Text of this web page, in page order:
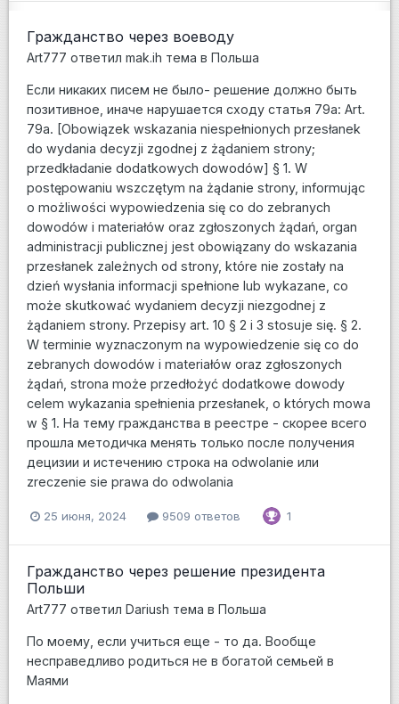
Гражданство через воеводу
Art777 ответил mak.ih тема в Польша
Если никаких писем не было- решение должно быть
позитивное, иначе нарушаетcя сходу статья 79а: Art.
79a. [Obowiązek wskazania niespełnionych przesłanek
do wydania decyzji zgodnej z żądaniem strony;
przedkładanie dodatkowych dowodów] § 1. W
postępowaniu wszczętym na żądanie strony, informując
o możliwości wypowiedzenia się co do zebranych
dowodów i materiałów oraz zgłoszonych żądań, organ
administracji publicznej jest obowiązany do wskazania
przesłanek zależnych od strony, które nie zostały na
dzień wysłania informacji spełnione lub wykazane, co
może skutkować wydaniem decyzji niezgodnej z
żądaniem strony. Przepisy art. 10 § 2 i 3 stosuje się. § 2.
W terminie wyznaczonym na wypowiedzenie się co do
zebranych dowodów i materiałów oraz zgłoszonych
żądań, strona może przedłożyć dodatkowe dowody
celem wykazania spełnienia przesłanek, o których mowa
w § 1. На тему гражданства в реестре - скорее всего
прошла методичка менять только после получения
децизии и истечению строка на odwolanie или
zreczenie sie prawa do odwolania
25 июня, 2024 9509 ответов 1
Гражданство через решение президента
Польши
Art777 ответил Dariush тема в Польша
По моему, если учиться еще - то да. Вообще
несправедливо родиться не в богатой семьей в
Маями